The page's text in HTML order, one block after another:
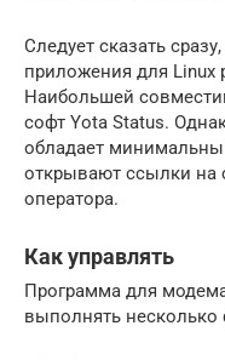
Следует сказать
приложения для Linux
Наибольшей
софт Yota Status.
обладает
открывают ссылки на
оператора.
Как управлять
Программа для
выполнять несколько